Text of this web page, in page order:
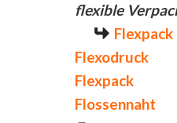
flexible
Flexpack
Flexodruck
Flexpack
Flossennaht